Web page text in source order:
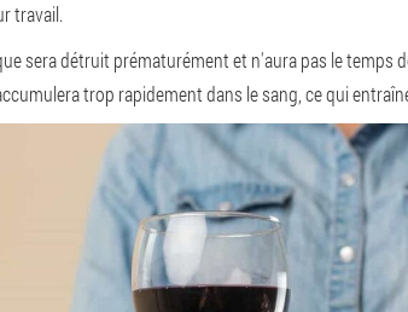
travail.
sera détruit prématurément et n'aura pas le temps
trop rapidement dans le sang, ce qui